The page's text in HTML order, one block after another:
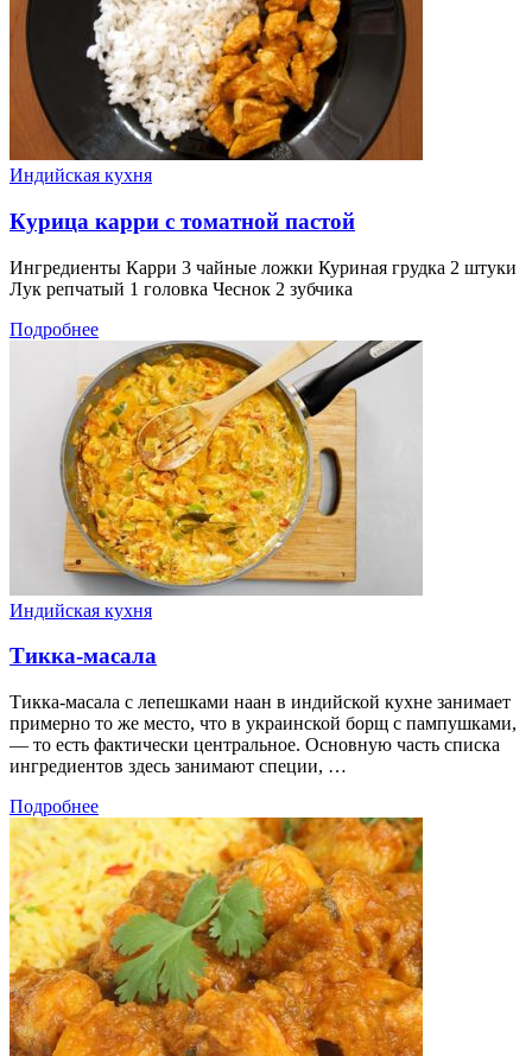
Индийская кухня
Курица карри с томатной пастой
Ингредиенты Карри 3 чайные ложки Куриная грудка 2 штуки
Лук репчатый 1 головка Чеснок 2 зубчика
Подробнее
Индийская кухня
Тикка-масала
Тикка-масала с лепешками наан в индийской кухне занимает
примерно то же место, что в украинской борщ с пампушками,
— то есть фактически центральное. Основную часть списка
ингредиентов здесь занимают специи, …
Подробнее